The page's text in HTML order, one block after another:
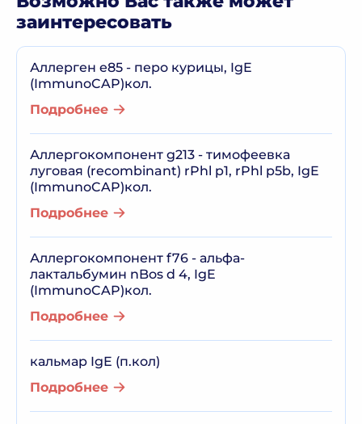
заинтересовать
Аллерген e85 - перо курицы, IgE
(ImmunoCAP)кол.
Подробнее
Аллергокомпонент g213 - тимофеевка
луговая (recombinant) rPhl p1, rPhl p5b, IgE
(ImmunoCAP)кол.
Подробнее
Аллергокомпонент f76 - альфа-
лактальбумин nBos d 4, IgE
(ImmunoCAP)кол.
Подробнее
кальмар IgE (п.кол)
Подробнее